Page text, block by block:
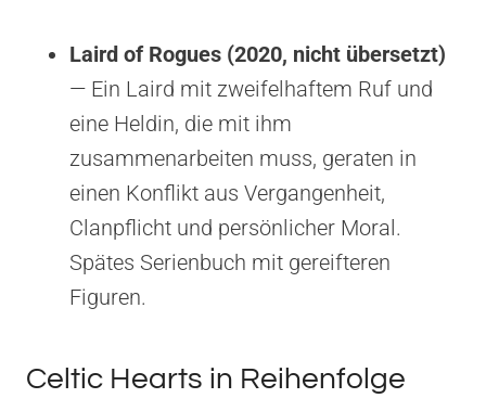
Laird of Rogues (2020, nicht übersetzt)
— Ein Laird mit zweifelhaftem Ruf und
eine Heldin, die mit ihm
zusammenarbeiten muss, geraten in
einen Konflikt aus Vergangenheit,
Clanpflicht und persönlicher Moral.
Spätes Serienbuch mit gereifteren
Figuren.
Celtic Hearts in Reihenfolge